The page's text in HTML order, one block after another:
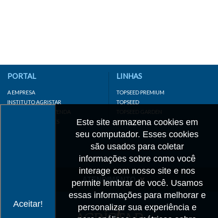
Aceitar!
Este site armazena cookies em
seu computador. Esses cookies
são usados para coletar
informações sobre como você
interage com nosso site e nos
permite lembrar de você. Usamos
essas informações para melhorar e
personalizar sua experiência e
PORTAL
A EMPRESA
INSTITUTO AGRISTAR
DISTRIBUIDOR/REVENDA
LINKS IMPORTANTES
LINHAS
TOPSEED PREMIUM
TOPSEED
TOPSEED GARDEN
SUPERSEED
ATENDIMENTO